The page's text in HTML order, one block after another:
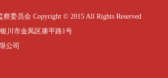
委员会 Copyright © 2015 All Rights Reserved
川市金凤区康平路1号
公司